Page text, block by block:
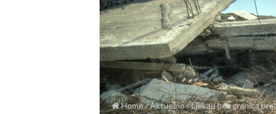
Home/Aktuelno/Ljekari bez granica